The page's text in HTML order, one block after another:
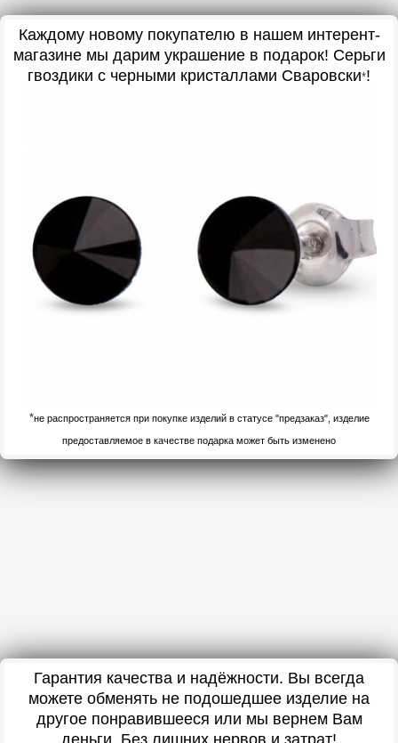
Каждому новому покупателю в нашем интерент-
магазине мы дарим украшение в подарок! Серьги
гвоздики с черными кристаллами Сваровски*!
*не распространяется при покупке изделий в статусе "предзаказ", изделие
предоставляемое в качестве подарка может быть изменено
Гарантия качества и надёжности. Вы всегда
можете обменять не подошедшее изделие на
другое понравившееся или мы вернем Вам